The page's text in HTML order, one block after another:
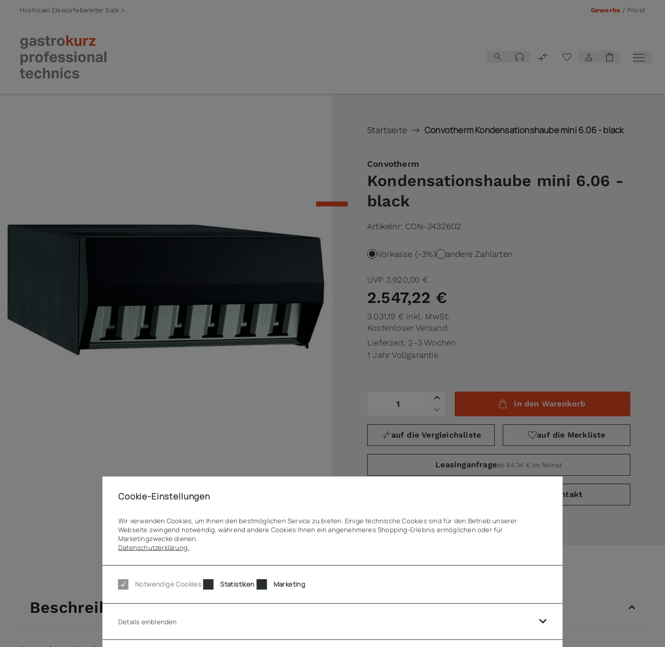
Hoshizaki Eiswürfebereiter Sale > Gewerbe / Privat
Startseite Convotherm Kondensationshaube mini 6.06 - black
Convotherm
Kondensationshaube mini 6.06 -
black
Artikelnr: CON-3432602
Vorkasse (-3%) andere Zahlarten
UVP 3.920,00 €
2.547,22 €
3.031,19 € inkl. MwSt.
Kostenloser Versand
Lieferzeit: 2-3 Wochen
1 Jahr Vollgarantie
in den Warenkorb
auf die Vergleichsliste auf die Merkliste
Leasinganfrageab 64,34 € im Monat
Kontakt
Beschreibung
Cookie-Einstellungen
Wir verwenden Cookies, um Ihnen den bestmöglichen Service zu bieten. Einige technische Cookies sind für den Betrieb unserer
Webseite zwingend notwendig, während andere Cookies Ihnen ein angenehmeres Shopping-Erlebnis ermöglichen oder für
Marketingzwecke dienen.
Datenschutzerklärung.
Notwendige Cookies Statistiken Marketing
Details einblenden